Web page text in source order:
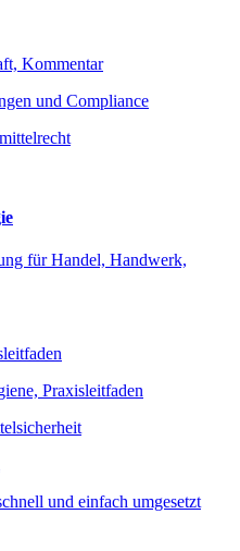
Kommentar
und Compliance
für Handel, Handwerk,
Praxisleitfaden
und einfach umgesetzt